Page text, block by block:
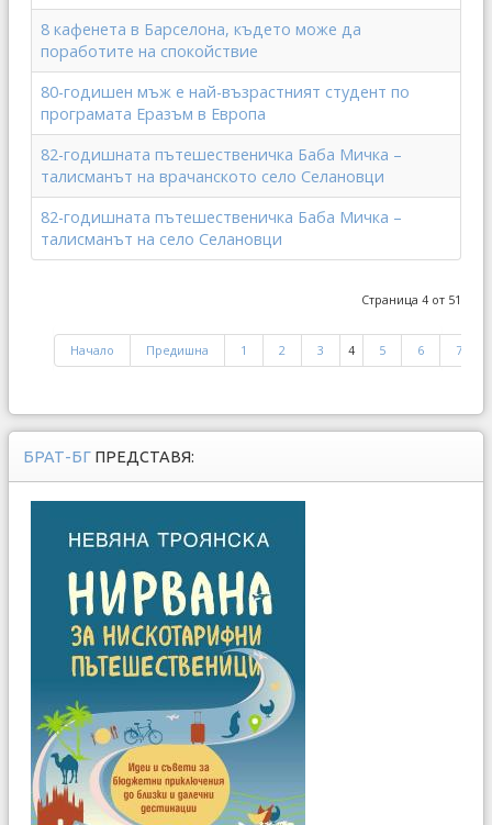
8 кафенета в Барселона, където може да
поработите на спокойствие
80-годишен мъж е най-възрастният студент по
програмата Еразъм в Европа
82-годишната пътешественичка Баба Мичка –
талисманът на врачанското село Селановци
82-годишната пътешественичка Баба Мичка –
талисманът на село Селановци
Страница 4 от 51
Начало Предишна 1 2 3 4 5 6 7
БРАТ-БГ ПРЕДСТАВЯ: